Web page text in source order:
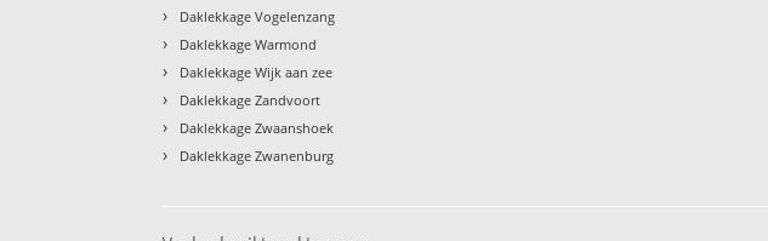
› Daklekkage Vogelenzang
› Daklekkage Warmond
› Daklekkage Wijk aan zee
› Daklekkage Zandvoort
› Daklekkage Zwaanshoek
› Daklekkage Zwanenburg